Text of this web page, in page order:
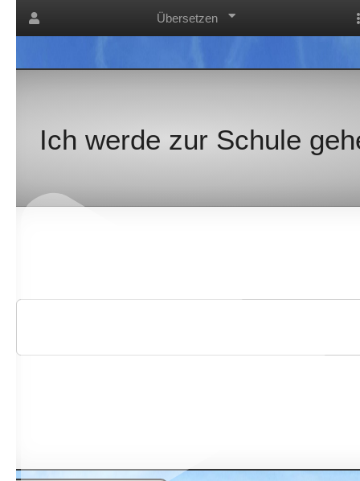
Übersetzen
Ich werde zur Schule